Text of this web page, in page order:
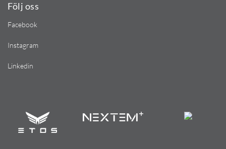
Följ oss
Facebook
Instagram
Linkedin